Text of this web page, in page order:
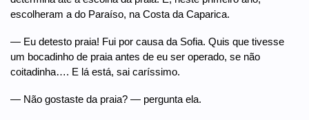
escolheram a do Paraíso, na Costa da Caparica.
— Eu detesto praia! Fui por causa da Sofia. Quis que tivesse
um bocadinho de praia antes de eu ser operado, se não
coitadinha…. E lá está, sai caríssimo.
— Não gostaste da praia? — pergunta ela.